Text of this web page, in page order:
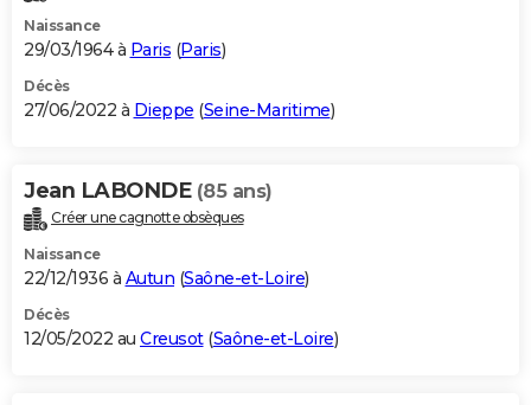
Naissance
29/03/1964 à Paris (Paris)
Décès
27/06/2022 à Dieppe (Seine-Maritime)
Jean LABONDE (85 ans)
Créer une cagnotte obsèques
Naissance
22/12/1936 à Autun (Saône-et-Loire)
Décès
12/05/2022 au Creusot(Saône-et-Loire)